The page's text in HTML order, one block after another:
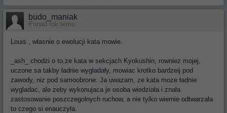
budo_maniak
Ponad rok temu
Louis , własnie o ewolucji kata mowie.
_ash_ chodzi o to,ze kata w sekcjach Kyokushin, rowniez mojej,
uczone sa takby ładnie wygladały, mowiac krotko bardzeij pod
zawody, niz pod samoobrone. Ja uwazam, ze kata moze ładnie
wygladac, ale zeby wykonujaca je osoba wiedziała i znała
zastosowanie poszczegolnych ruchow, a nie tylko wiernie odtwarzała
to czego si enauczyła.